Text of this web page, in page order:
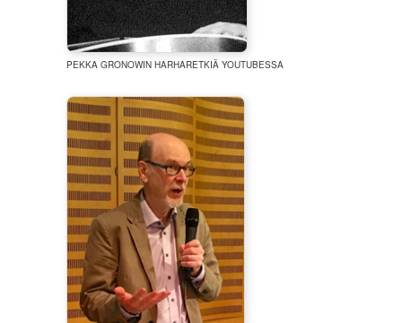
PEKKA GRONOWIN HARHARETKIÄ YOUTUBESSA